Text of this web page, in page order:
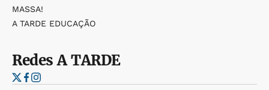
MASSA!
A TARDE EDUCAÇÃO
RedesA TARDE